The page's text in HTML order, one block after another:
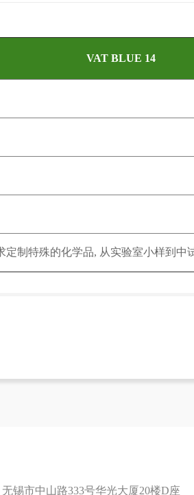
VAT BLUE 14
定制特殊的化学品, 从实验室小样到中
锡市中山路333号华光大厦20楼D座